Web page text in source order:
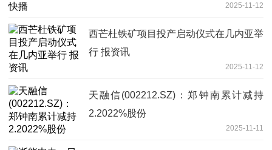
2025-11-12
西芒杜铁矿项目投产启动仪式在几内亚举
行 报资讯
2025-11-12
天融信(002212.SZ)：郑钟南累计减持
2.2022%股份
2025-11-11